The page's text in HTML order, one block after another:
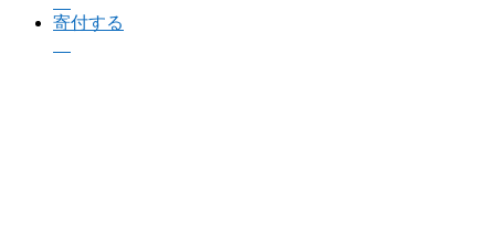
寄付する